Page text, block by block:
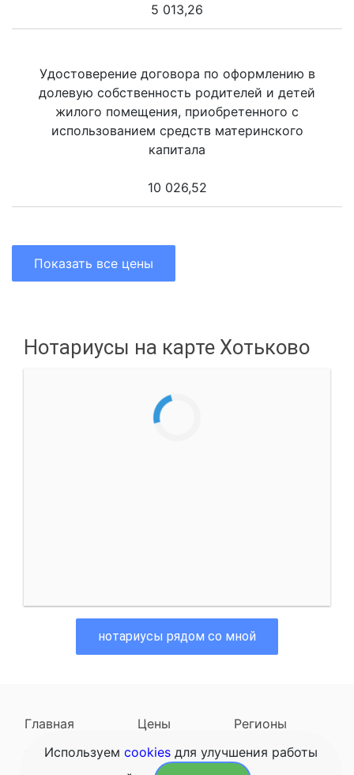
5 013,26
Удостоверение договора по оформлению в
долевую собственность родителей и детей
жилого помещения, приобретенного с
использованием средств материнского
капитала
10 026,52
Показать все цены
Нотариусы на карте Хотьково
нотариусы рядом со мной
Главная Цены
Регионы
Наследодатели
Задать вопрос
Используем cookies для улучшения работы